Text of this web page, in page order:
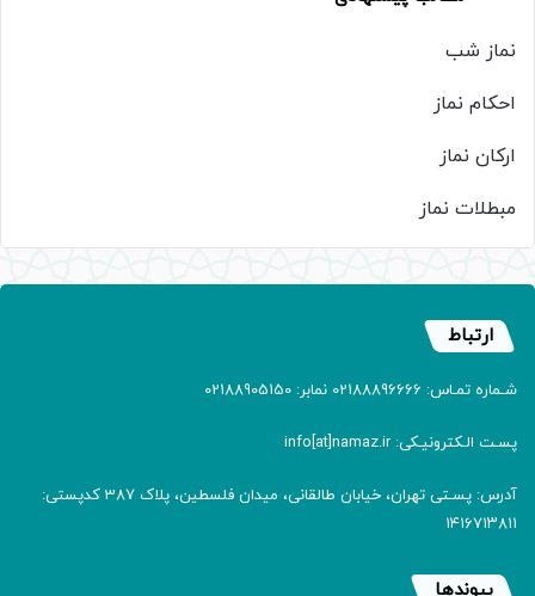
نماز شب
احکام نماز
ارکان نماز
مبطلات نماز
ارتباط
شـماره تمـاس: 02188896666 نمابر: 02188905150
پسـت الـکترونیـکی: info[at]namaz.ir
آدرس: پسـتی تهران، خیابان طالقانی، میدان فلسطین، پلاک 387 کدپستی:
۱۴۱۶۷۱۳۸۱۱
پیوندها